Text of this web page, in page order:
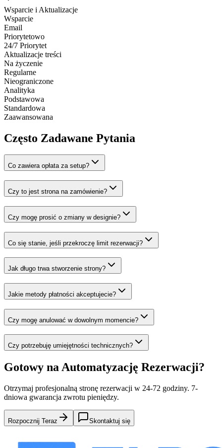
Wsparcie i Aktualizacje
Wsparcie
Email
Priorytetowo
24/7 Priorytet
Aktualizacje treści
Na życzenie
Regularne
Nieograniczone
Analityka
Podstawowa
Standardowa
Zaawansowana
Często Zadawane Pytania
Co zawiera opłata za setup?
Czy to jest strona na zamówienie?
Czy mogę prosić o zmiany w designie?
Co się stanie, jeśli przekroczę limit rezerwacji?
Jak długo trwa stworzenie strony?
Jakie metody płatności akceptujecie?
Czy mogę anulować w dowolnym momencie?
Czy potrzebuję umiejętności technicznych?
Gotowy na Automatyzację Rezerwacji?
Otrzymaj profesjonalną stronę rezerwacji w 24-72 godziny. 7-
dniowa gwarancja zwrotu pieniędzy.
Rozpocznij Teraz Skontaktuj się